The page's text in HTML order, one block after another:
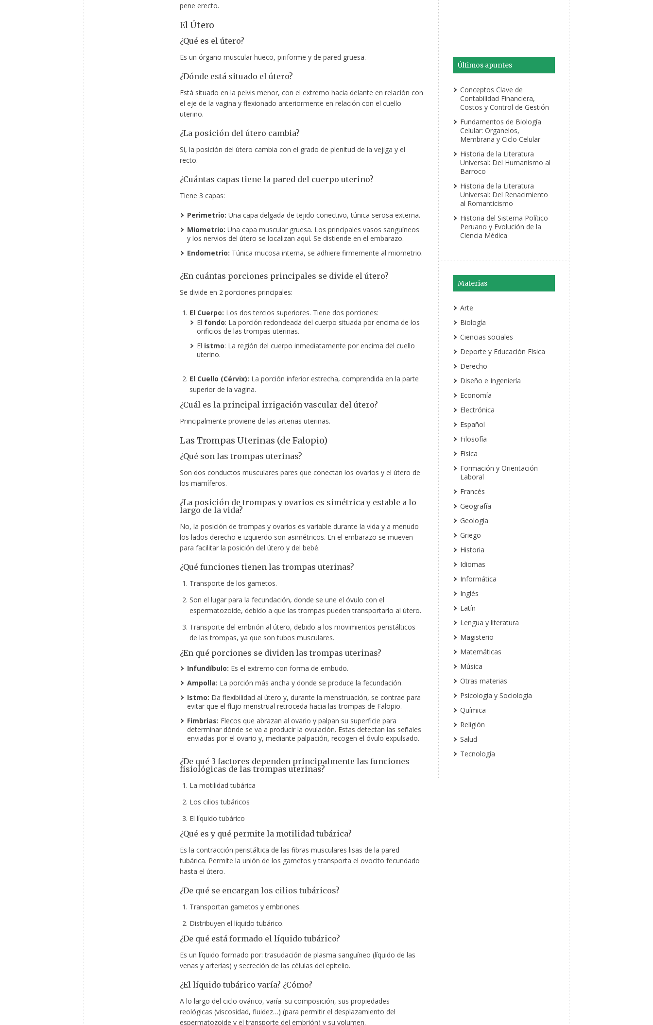
pene erecto.
El Útero
¿Qué es el útero?
Es un órgano muscular hueco, piriforme y de pared gruesa.
¿Dónde está situado el útero?
Está situado en la pelvis menor, con el extremo hacia delante en relación con
el eje de la vagina y flexionado anteriormente en relación con el cuello
uterino.
¿La posición del útero cambia?
Sí, la posición del útero cambia con el grado de plenitud de la vejiga y el
recto.
¿Cuántas capas tiene la pared del cuerpo uterino?
Tiene 3 capas:
Perimetrio: Una capa delgada de tejido conectivo, túnica serosa externa.
Miometrio: Una capa muscular gruesa. Los principales vasos sanguíneos
y los nervios del útero se localizan aquí. Se distiende en el embarazo.
Endometrio: Túnica mucosa interna, se adhiere firmemente al miometrio.
¿En cuántas porciones principales se divide el útero?
Se divide en 2 porciones principales:
El Cuerpo: Los dos tercios superiores. Tiene dos porciones:
El fondo: La porción redondeada del cuerpo situada por encima de los
orificios de las trompas uterinas.
El istmo: La región del cuerpo inmediatamente por encima del cuello
uterino.
El Cuello (Cérvix): La porción inferior estrecha, comprendida en la parte
superior de la vagina.
¿Cuál es la principal irrigación vascular del útero?
Principalmente proviene de las arterias uterinas.
Las Trompas Uterinas (de Falopio)
¿Qué son las trompas uterinas?
Son dos conductos musculares pares que conectan los ovarios y el útero de
los mamíferos.
¿La posición de trompas y ovarios es simétrica y estable a lo
largo de la vida?
No, la posición de trompas y ovarios es variable durante la vida y a menudo
los lados derecho e izquierdo son asimétricos. En el embarazo se mueven
para facilitar la posición del útero y del bebé.
¿Qué funciones tienen las trompas uterinas?
Transporte de los gametos.
Son el lugar para la fecundación, donde se une el óvulo con el
espermatozoide, debido a que las trompas pueden transportarlo al útero.
Transporte del embrión al útero, debido a los movimientos peristálticos
de las trompas, ya que son tubos musculares.
¿En qué porciones se dividen las trompas uterinas?
Infundíbulo: Es el extremo con forma de embudo.
Ampolla: La porción más ancha y donde se produce la fecundación.
Istmo: Da flexibilidad al útero y, durante la menstruación, se contrae para
evitar que el flujo menstrual retroceda hacia las trompas de Falopio.
Fimbrias: Flecos que abrazan al ovario y palpan su superficie para
determinar dónde se va a producir la ovulación. Estas detectan las señales
enviadas por el ovario y, mediante palpación, recogen el óvulo expulsado.
¿De qué 3 factores dependen principalmente las funciones
fisiológicas de las trompas uterinas?
La motilidad tubárica
Los cilios tubáricos
El líquido tubárico
¿Qué es y qué permite la motilidad tubárica?
Es la contracción peristáltica de las fibras musculares lisas de la pared
tubárica. Permite la unión de los gametos y transporta el ovocito fecundado
hasta el útero.
¿De qué se encargan los cilios tubáricos?
Transportan gametos y embriones.
Distribuyen el líquido tubárico.
¿De qué está formado el líquido tubárico?
Es un líquido formado por: trasudación de plasma sanguíneo (líquido de las
venas y arterias) y secreción de las células del epitelio.
¿El líquido tubárico varía? ¿Cómo?
A lo largo del ciclo ovárico, varía: su composición, sus propiedades
reológicas (viscosidad, fluidez…) (para permitir el desplazamiento del
espermatozoide y el transporte del embrión) y su volumen.
Últimos apuntes
Conceptos Clave de
Contabilidad Financiera,
Costos y Control de Gestión
Fundamentos de Biología
Celular: Organelos,
Membrana y Ciclo Celular
Historia de la Literatura
Universal: Del Humanismo al
Barroco
Historia de la Literatura
Universal: Del Renacimiento
al Romanticismo
Historia del Sistema Político
Peruano y Evolución de la
Ciencia Médica
Materias
Arte
Biología
Ciencias sociales
Deporte y Educación Física
Derecho
Diseño e Ingeniería
Economía
Electrónica
Español
Filosofía
Física
Formación y Orientación
Laboral
Francés
Geografía
Geología
Griego
Historia
Idiomas
Informática
Inglés
Latín
Lengua y literatura
Magisterio
Matemáticas
Música
Otras materias
Psicología y Sociología
Química
Religión
Salud
Tecnología